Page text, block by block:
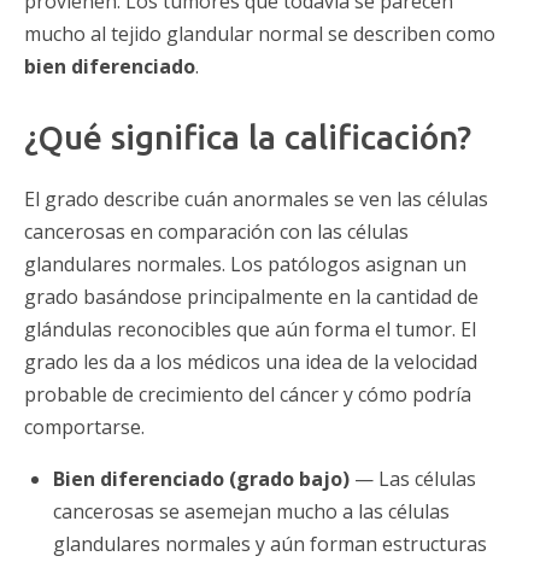
mucho al tejido glandular normal se describen como
bien diferenciado.
¿Qué significa la calificación?
El grado describe cuán anormales se ven las células
cancerosas en comparación con las células
glandulares normales. Los patólogos asignan un
grado basándose principalmente en la cantidad de
glándulas reconocibles que aún forma el tumor. El
grado les da a los médicos una idea de la velocidad
probable de crecimiento del cáncer y cómo podría
comportarse.
Bien diferenciado (grado bajo) — Las células
cancerosas se asemejan mucho a las células
glandulares normales y aún forman estructuras